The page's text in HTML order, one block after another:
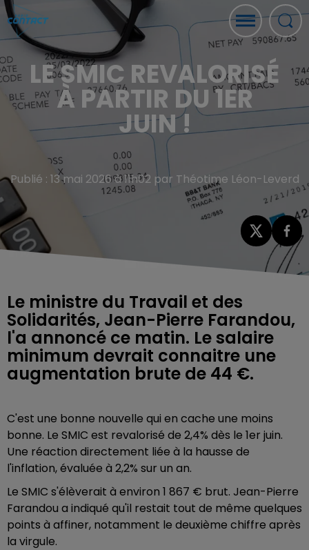
LE SMIC REVALORISÉ
À PARTIR DU 1ER
JUIN !
Publié : 13 mai 2026 à 11h02 par Théotime Léon-Leverd
Le ministre du Travail et des
Solidarités, Jean-Pierre Farandou,
l'a annoncé ce matin. Le salaire
minimum devrait connaitre une
augmentation brute de 44 €.
C'est une bonne nouvelle qui en cache une moins
bonne. Le SMIC est revalorisé de 2,4% dès le 1er juin.
Une réaction directement liée à la hausse de
l'inflation, évaluée à 2,2% sur un an.
Le SMIC s'élèverait à environ 1 867 € brut. Jean-Pierre
Farandou a indiqué qu'il restait tout de même quelques
points à affiner, notamment le deuxième chiffre après
la virgule.